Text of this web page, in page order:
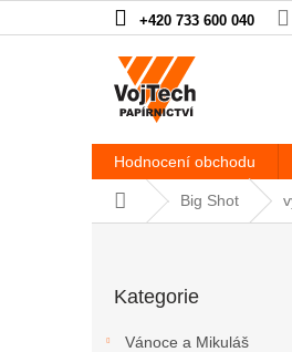
+420 733 600 040
Hodnocení obchodu
Domů Big Shot
Kategorie
Vánoce a Mikuláš